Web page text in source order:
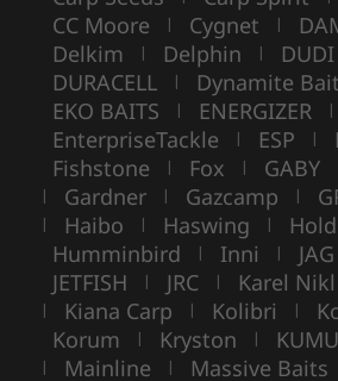
CC Moore | Cygnet |
Delkim | Delphin |
DURACELL | Dynamite
EKO BAITS | ENERGIZER |
EnterpriseTackle | ESP |
Fishstone | Fox | GABY
| Gardner | Gazcamp |
| Haibo | Haswing |
Humminbird | Inni | JAG
JETFISH | JRC | Karel Nikl
| Kiana Carp | Kolibri |
Korum | Kryston | KUMU
| Mainline | Massive Baits